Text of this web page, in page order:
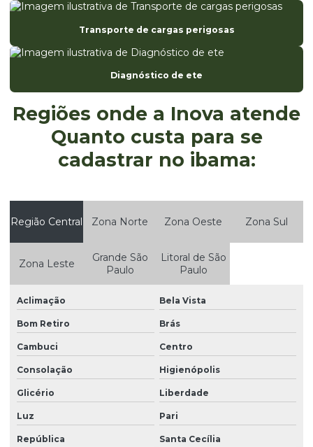
Empresa de ete
Empresa monitoramento ambiental
Empresa de projetos ambientais
Empresa que elabora fispq
Empresas que faz auditoria ambiental
Estudo da qualidade da água
Estudo de impacto ambiental eia e relatório de impacto
Estudo de impacto ambiental eia rima
Estudo de impacto de vizinhança eiv
Gerenciamento de resíduos
Gerenciamento de resíduos classe 1
Gerenciamento de resíduos empresas
Transporte de cargas perigosas
Diagnóstico de ete
Regiões onde a Inova atende
Quanto custa para se
cadastrar no ibama:
Região Central Zona Norte Zona Oeste Zona Sul
Zona Leste
Grande São
Paulo
Litoral de São
Paulo
Aclimação Bela Vista
Bom Retiro Brás
Cambuci Centro
Consolação Higienópolis
Glicério Liberdade
Luz Pari
República Santa Cecília